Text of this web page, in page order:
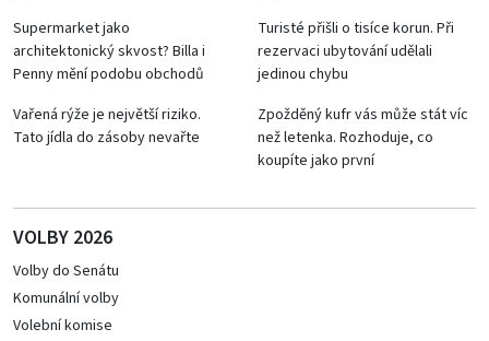
Supermarket jako
architektonický skvost? Billa i
Penny mění podobu obchodů
Turisté přišli o tisíce korun. Při
rezervaci ubytování udělali
jedinou chybu
Vařená rýže je největší riziko.
Tato jídla do zásoby nevařte
Zpožděný kufr vás může stát víc
než letenka. Rozhoduje, co
koupíte jako první
VOLBY 2026
Volby do Senátu
Komunální volby
Volební komise